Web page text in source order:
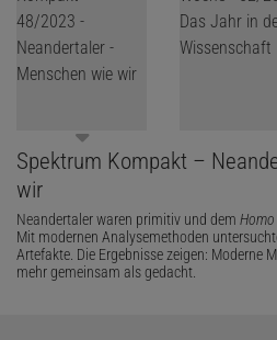
Spektrum Kompakt –
wir
Neandertaler waren primitiv und dem
Mit modernen Analysemethoden
Artefakte. Die Ergebnisse zeigen: Moderne
mehr gemeinsam als gedacht.